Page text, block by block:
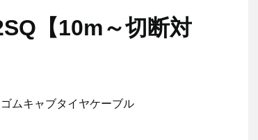
【10m～切断対
ムキャブタイヤケーブル